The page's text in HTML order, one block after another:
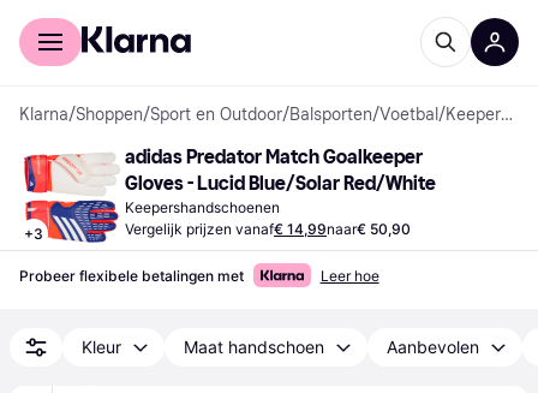
Voor shoppers
Klarna/Shoppen/Sport en Outdoor/Balsporten/Voetbal / Keepershandschoenen
+3
adidas Predator Match Goalkeeper
Gloves - Lucid Blue/Solar Red/White
Keepershandschoenen
Vergelijk prijzen vanaf€ 14,99naar€ 50,90
Probeer flexibele betalingen met Leer hoe
Kleur Maat handschoen Aanbevolen